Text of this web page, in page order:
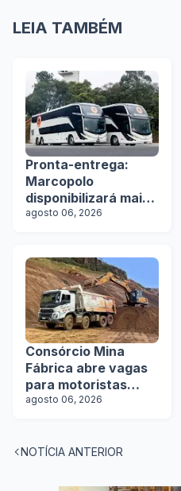
LEIA TAMBÉM
Pronta-entrega:
Marcopolo
disponibilizará mais
de 100 ônibus para
agosto 06, 2026
Consórcio Mina
Fábrica abre vagas
para motoristas
categoria D
agosto 06, 2026
NOTÍCIA ANTERIOR